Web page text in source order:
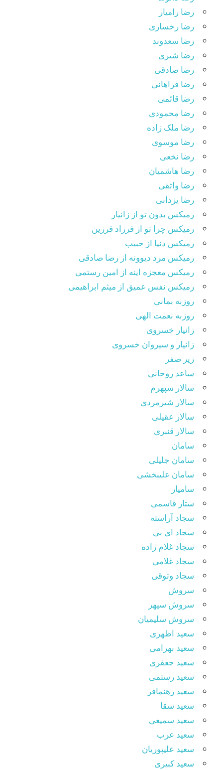
رضا رامیار
رضا رخساری
رضا سعدوند
رضا شیری
رضا صادقی
رضا فراهانی
رضا قائمی
رضا محمودی
رضا ملک زاده
رضا موسوی
رضا نخعی
رضا هاشمیان
رضا واثقی
رضا یزدانی
رمیکس بدون تو از زانیار
رمیکس چرا تو از فرزاد فرزین
رمیکس دنیا از حبیب
رمیکس مرد دیوونه از رضا صادقی
رمیکس معجزه اینه از امین رستمی
رمیکس نفس عمیق از میثم ابراهیمی
روزبه بمانی
روزبه نعمت الهی
زانیار خسروی
زانیار و سیروان خسروی
زیر صفر
ساعد روحانی
سالار سپهرم
سالار شیرمردی
سالار عقیلی
سالار قنبری
سامان
سامان جلیلی
سامان علیبخشی
سامیار
ستار قاسمی
سجاد آراسته
سجاد ای بی
سجاد غلام زاده
سجاد غلامی
سجاد وثوقى
سروش
سروش سپهر
سروش سلیمیان
سعید اظهری
سعید بهرامی
سعید جعفری
سعید رستمی
سعید رهنمافر
سعید سقا
سعید سمیعی
سعید عرب
سعید علیپوریان
سعید کبیری